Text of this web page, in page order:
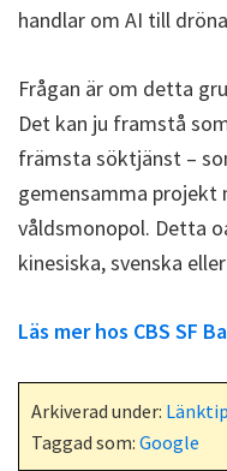
handlar om AI till
Frågan är om detta
Det kan ju framstå
främsta söktjänst –
gemensamma projekt
våldsmonopol. Detta
kinesiska, svenska
Läs mer hos CBS SF
Arkiverad under:
Taggad som: Google